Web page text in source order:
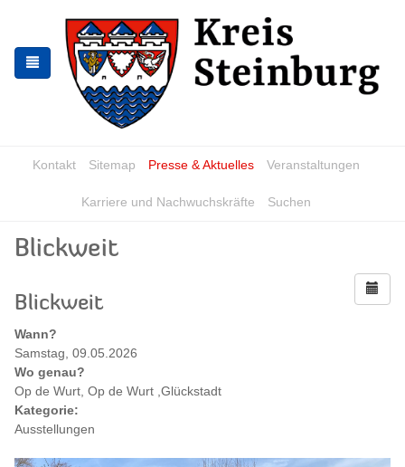
springen
springen
Kontakt Sitemap Presse & Aktuelles Veranstaltungen
Karriere und Nachwuchskräfte Suchen
Blickweit
Blickweit
Wann?
Samstag, 09.05.2026
Wo genau?
Op de Wurt, Op de Wurt ,Glückstadt
Kategorie:
Ausstellungen